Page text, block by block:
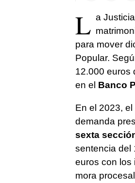
L a
para mover
Popular.
12.000 euros
en el Banco
En el 2023, el
demanda
sexta
sentencia del
euros con los
mora